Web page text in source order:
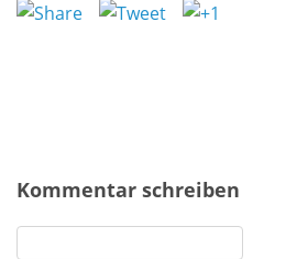
Kommentar schreiben